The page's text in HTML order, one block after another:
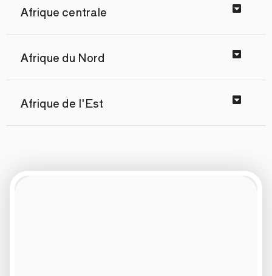
Afrique centrale
Afrique du Nord
Afrique de l'Est